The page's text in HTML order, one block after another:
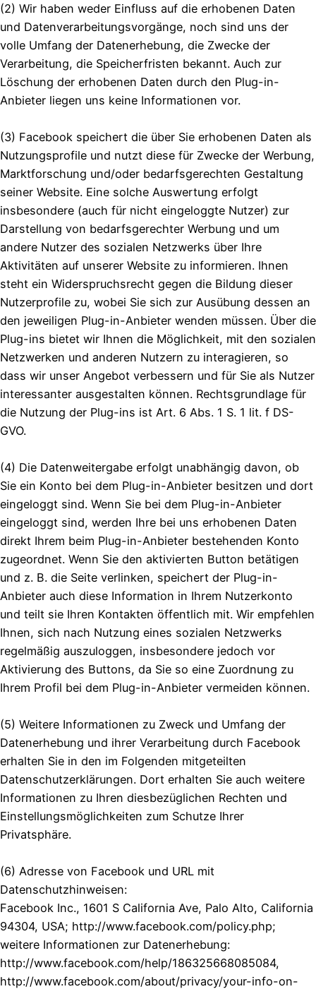
(2) Wir haben weder Einfluss auf die erhobenen Daten
und Datenverarbeitungsvorgänge, noch sind uns der
volle Umfang der Datenerhebung, die Zwecke der
Verarbeitung, die Speicherfristen bekannt. Auch zur
Löschung der erhobenen Daten durch den Plug-in-
Anbieter liegen uns keine Informationen vor.
(3) Facebook speichert die über Sie erhobenen Daten als
Nutzungsprofile und nutzt diese für Zwecke der Werbung,
Marktforschung und/oder bedarfsgerechten Gestaltung
seiner Website. Eine solche Auswertung erfolgt
insbesondere (auch für nicht eingeloggte Nutzer) zur
Darstellung von bedarfsgerechter Werbung und um
andere Nutzer des sozialen Netzwerks über Ihre
Aktivitäten auf unserer Website zu informieren. Ihnen
steht ein Widerspruchsrecht gegen die Bildung dieser
Nutzerprofile zu, wobei Sie sich zur Ausübung dessen an
den jeweiligen Plug-in-Anbieter wenden müssen. Über die
Plug-ins bietet wir Ihnen die Möglichkeit, mit den sozialen
Netzwerken und anderen Nutzern zu interagieren, so
dass wir unser Angebot verbessern und für Sie als Nutzer
interessanter ausgestalten können. Rechtsgrundlage für
die Nutzung der Plug-ins ist Art. 6 Abs. 1 S. 1 lit. f DS-
GVO.
(4) Die Datenweitergabe erfolgt unabhängig davon, ob
Sie ein Konto bei dem Plug-in-Anbieter besitzen und dort
eingeloggt sind. Wenn Sie bei dem Plug-in-Anbieter
eingeloggt sind, werden Ihre bei uns erhobenen Daten
direkt Ihrem beim Plug-in-Anbieter bestehenden Konto
zugeordnet. Wenn Sie den aktivierten Button betätigen
und z. B. die Seite verlinken, speichert der Plug-in-
Anbieter auch diese Information in Ihrem Nutzerkonto
und teilt sie Ihren Kontakten öffentlich mit. Wir empfehlen
Ihnen, sich nach Nutzung eines sozialen Netzwerks
regelmäßig auszuloggen, insbesondere jedoch vor
Aktivierung des Buttons, da Sie so eine Zuordnung zu
Ihrem Profil bei dem Plug-in-Anbieter vermeiden können.
(5) Weitere Informationen zu Zweck und Umfang der
Datenerhebung und ihrer Verarbeitung durch Facebook
erhalten Sie in den im Folgenden mitgeteilten
Datenschutzerklärungen. Dort erhalten Sie auch weitere
Informationen zu Ihren diesbezüglichen Rechten und
Einstellungsmöglichkeiten zum Schutze Ihrer
Privatsphäre.
(6) Adresse von Facebook und URL mit
Datenschutzhinweisen:
Facebook Inc., 1601 S California Ave, Palo Alto, California
94304, USA; http://www.facebook.com/policy.php;
weitere Informationen zur Datenerhebung:
http://www.facebook.com/help/186325668085084,
http://www.facebook.com/about/privacy/your-info-on-